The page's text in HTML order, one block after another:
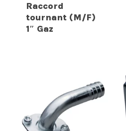
Raccord
tournant (M/F)
1″ Gaz